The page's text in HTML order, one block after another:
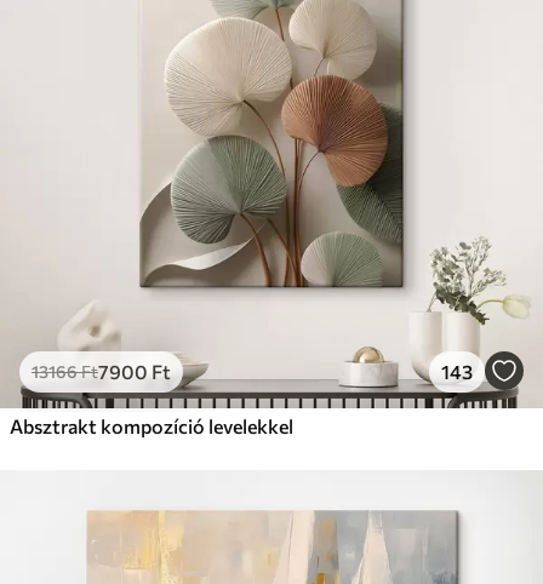
13166Ft7900 Ft 143
Absztrakt kompozíció levelekkel